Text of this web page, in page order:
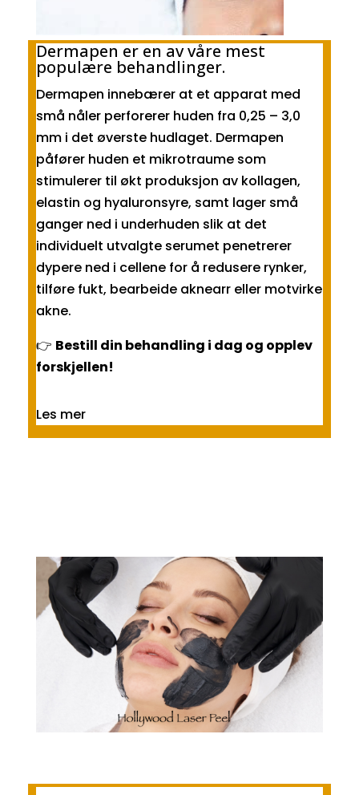
Dermapen er en av våre mest
populære behandlinger.
Dermapen innebærer at et apparat med
små nåler perforerer huden fra 0,25 – 3,0
mm i det øverste hudlaget. Dermapen
påfører huden et mikrotraume som
stimulerer til økt produksjon av kollagen,
elastin og hyaluronsyre, samt lager små
ganger ned i underhuden slik at det
individuelt utvalgte serumet penetrerer
dypere ned i cellene for å redusere rynker,
tilføre fukt, bearbeide aknearr eller motvirke
akne.
👉 Bestill din behandling i dag og opplev
forskjellen!
Les mer